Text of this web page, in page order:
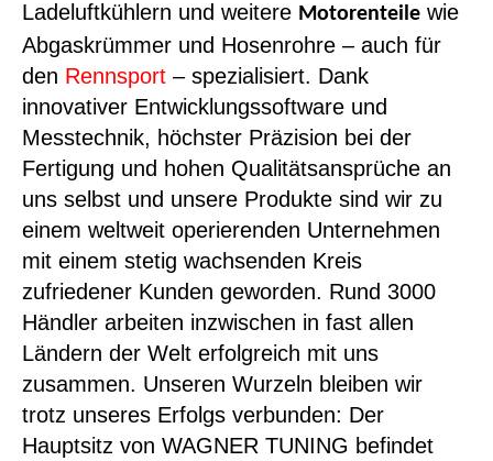
Ladeluftkühlern und weitere Motorenteile wie
Abgaskrümmer und Hosenrohre – auch für
den Rennsport – spezialisiert. Dank
innovativer Entwicklungssoftware und
Messtechnik, höchster Präzision bei der
Fertigung und hohen Qualitätsansprüche an
uns selbst und unsere Produkte sind wir zu
einem weltweit operierenden Unternehmen
mit einem stetig wachsenden Kreis
zufriedener Kunden geworden. Rund 3000
Händler arbeiten inzwischen in fast allen
Ländern der Welt erfolgreich mit uns
zusammen. Unseren Wurzeln bleiben wir
trotz unseres Erfolgs verbunden: Der
Hauptsitz von WAGNER TUNING befindet